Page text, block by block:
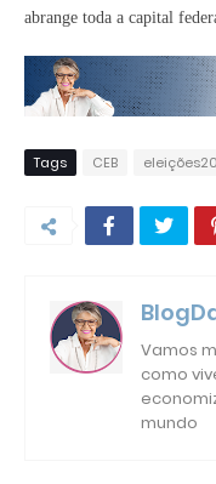
abrange toda a capital
Tags CEB
Vamos
como
mundo